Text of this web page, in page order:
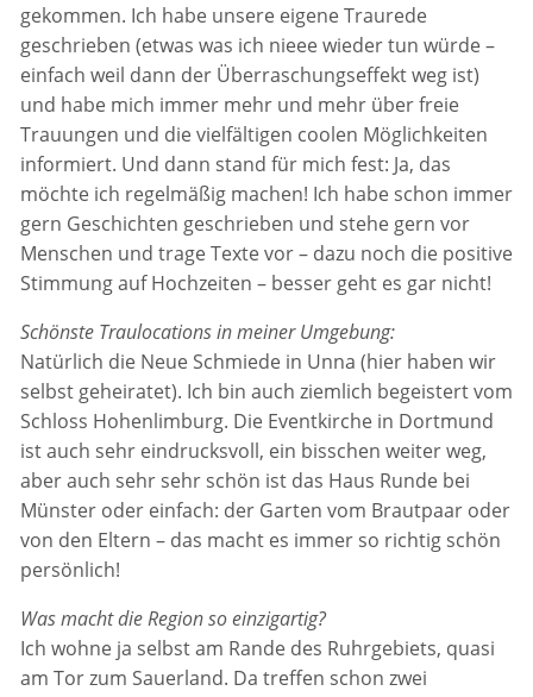
gekommen. Ich habe unsere eigene Traurede
geschrieben (etwas was ich nieee wieder tun würde –
einfach weil dann der Überraschungseffekt weg ist)
und habe mich immer mehr und mehr über freie
Trauungen und die vielfältigen coolen Möglichkeiten
informiert. Und dann stand für mich fest: Ja, das
möchte ich regelmäßig machen! Ich habe schon immer
gern Geschichten geschrieben und stehe gern vor
Menschen und trage Texte vor – dazu noch die positive
Stimmung auf Hochzeiten – besser geht es gar nicht!
Schönste Traulocations in meiner Umgebung:
Natürlich die Neue Schmiede in Unna (hier haben wir
selbst geheiratet). Ich bin auch ziemlich begeistert vom
Schloss Hohenlimburg. Die Eventkirche in Dortmund
ist auch sehr eindrucksvoll, ein bisschen weiter weg,
aber auch sehr sehr schön ist das Haus Runde bei
Münster oder einfach: der Garten vom Brautpaar oder
von den Eltern – das macht es immer so richtig schön
persönlich!
Was macht die Region so einzigartig?
Ich wohne ja selbst am Rande des Ruhrgebiets, quasi
am Tor zum Sauerland. Da treffen schon zwei